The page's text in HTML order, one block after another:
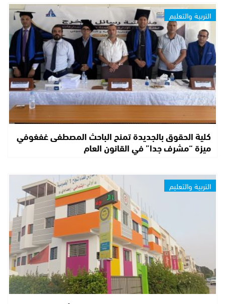
التربية والتعليم
كلية الحقوق بالجديدة تمنح الباحث المصطفى غفغوفي
ميزة “مشرف جدا” في القانون العام
التربية والتعليم